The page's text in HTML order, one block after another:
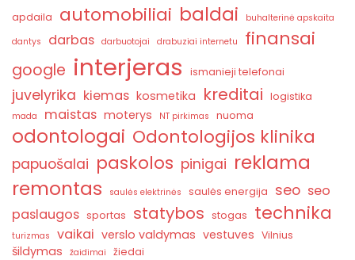
apdaila automobiliai baldai
buhalterinė apskaita
dantys
darbas darbuotojai drabuziai internetu finansai
google interjeras ismanieji telefonai
juvelyrika kiemas kosmetika kreditai logistika
mada maistas moterys NT pirkimas nuoma
odontologai Odontologijos klinika
papuošalai paskolos pinigai reklama
remontas
saulės elektrinės saulės energija seo seo
paslaugos sportas statybos stogas technika
turizmas vaikai verslo valdymas vestuves Vilnius
šildymas žaidimai žiedai